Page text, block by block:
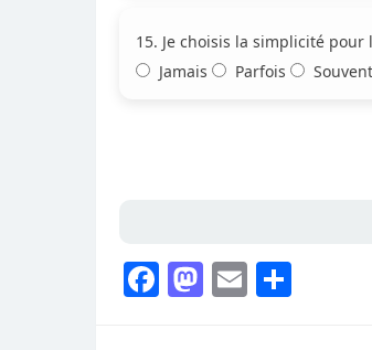
15. Je choisis la simplicité
Jamais
Parfois Souvent
Facebook
Mastodon
Email